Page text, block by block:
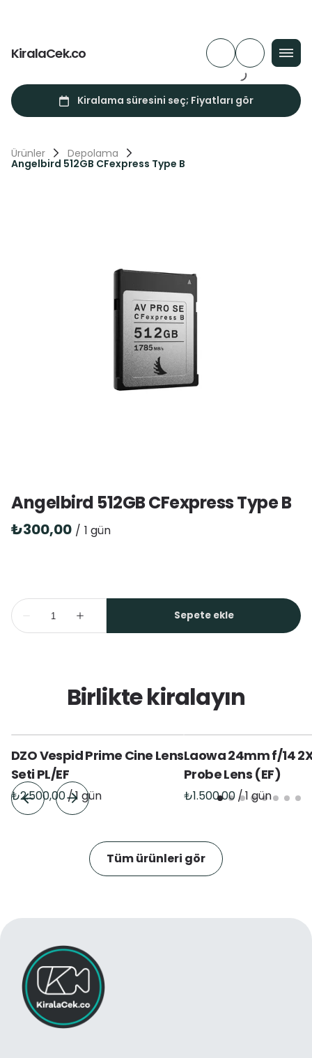
KiralaCek.co
Ürünler Depolama
Angelbird 512GB CFexpress Type B
Angelbird 512GB CFexpress Type B
/
Birlikte kiralayın
DZO Vespid Prime Cine Lens
Seti PL/EF
/
Laowa 24mm f/14
Probe Lens (EF)
/
Tüm ürünleri gör